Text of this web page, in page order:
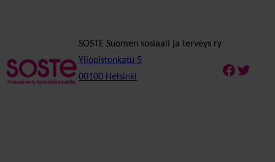
SOSTE Suomen sosiaali ja terveys ry
Yliopistonkatu 5
00100 Helsinki